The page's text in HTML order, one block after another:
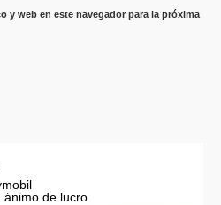
y web en este navegador para la próxima
ánimo de lucro